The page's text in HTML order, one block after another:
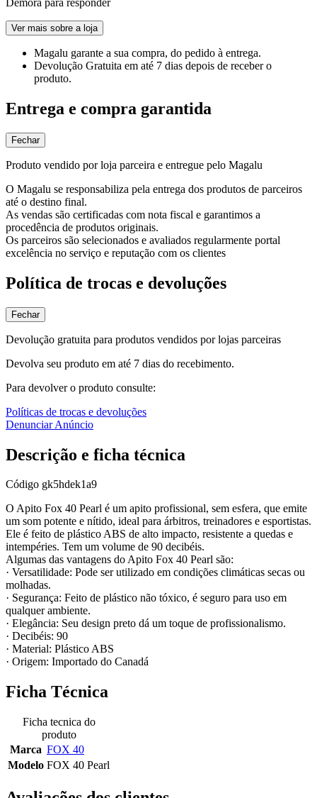
Demora para responder
Ver mais sobre a loja
Magalu garante a sua compra, do pedido à entrega.
Devolução Gratuita em até 7 dias depois de receber o
produto.
Entrega e compra garantida
Fechar
Produto vendido por loja parceira e entregue pelo Magalu
O Magalu se responsabiliza pela entrega dos produtos de parceiros
até o destino final.
As vendas são certificadas com nota fiscal e garantimos a
procedência de produtos originais.
Os parceiros são selecionados e avaliados regularmente portal
excelência no serviço e reputação com os clientes
Política de trocas e devoluções
Fechar
Devolução gratuita para produtos vendidos por lojas parceiras
Devolva seu produto em até 7 dias do recebimento.
Para devolver o produto consulte:
Políticas de trocas e devoluções
Denunciar Anúncio
Descrição e ficha técnica
Código gk5hdek1a9
O Apito Fox 40 Pearl é um apito profissional, sem esfera, que emite
um som potente e nítido, ideal para árbitros, treinadores e esportistas.
Ele é feito de plástico ABS de alto impacto, resistente a quedas e
intempéries. Tem um volume de 90 decibéis.
Algumas das vantagens do Apito Fox 40 Pearl são:
· Versatilidade: Pode ser utilizado em condições climáticas secas ou
molhadas.
· Segurança: Feito de plástico não tóxico, é seguro para uso em
qualquer ambiente.
· Elegância: Seu design preto dá um toque de profissionalismo.
· Decibéis: 90
· Material: Plástico ABS
· Origem: Importado do Canadá
Ficha Técnica
Ficha tecnica do
produto
Marca FOX 40
Modelo FOX 40 Pearl